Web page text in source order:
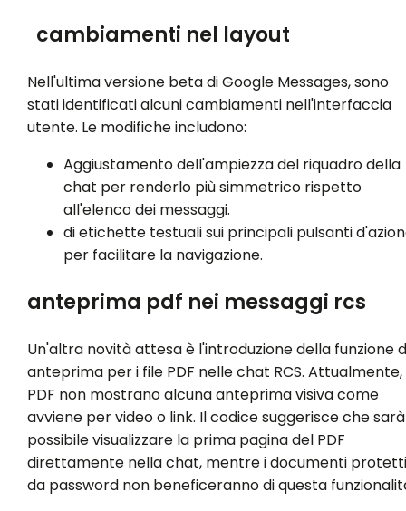
cambiamenti nel layout
Nell'ultima versione beta di Google Messages, sono
stati identificati alcuni cambiamenti nell'interfaccia
utente. Le modifiche includono:
Aggiustamento dell'ampiezza del riquadro della
chat per renderlo più simmetrico rispetto
all'elenco dei messaggi.
di etichette testuali sui principali pulsanti
per facilitare la navigazione.
anteprima pdf nei messaggi rcs
Un'altra novità attesa è l'introduzione della funzione
anteprima per i file PDF nelle chat RCS. Attualmente,
PDF non mostrano alcuna anteprima visiva come
avviene per video o link. Il codice suggerisce che sarà
possibile visualizzare la prima pagina del PDF
direttamente nella chat, mentre i documenti protetti
da password non beneficeranno di questa